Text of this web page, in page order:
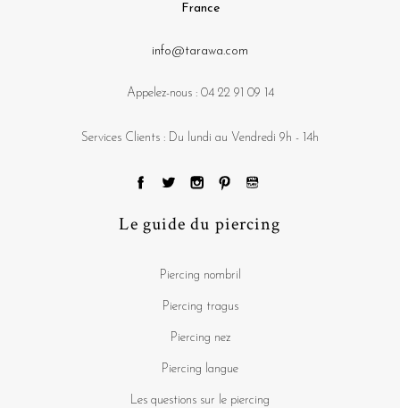
France
info@tarawa.com
Appelez-nous : 04 22 91 09 14
Services Clients : Du lundi au Vendredi 9h - 14h
Le guide du piercing
Piercing nombril
Piercing tragus
Piercing nez
Piercing langue
Les questions sur le piercing